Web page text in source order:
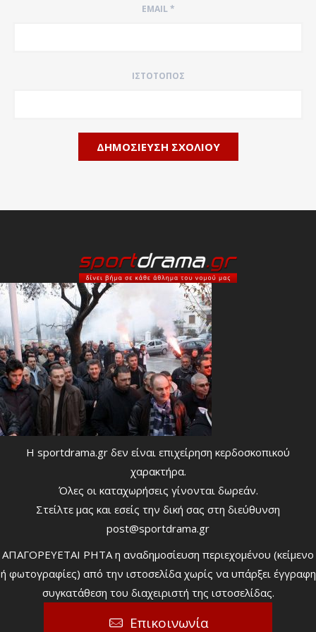
EMAIL*
ΙΣΤΌΤΟΠΟΣ
Η sportdrama.gr δεν είναι επιχείρηση κερδοσκοπικού
χαρακτήρα.
Όλες οι καταχωρήσεις γίνονται δωρεάν.
Στείλτε μας και εσείς την δική σας στη διεύθυνση
post@sportdrama.gr
ΑΠΑΓΟΡΕΥΕΤΑΙ ΡΗΤΑ η αναδημοσίευση περιεχομένου (κείμενο
ή φωτογραφίες) από την ιστοσελίδα χωρίς να υπάρξει έγγραφη
συγκατάθεση του διαχειριστή της ιστοσελίδας.
Επικοινωνία